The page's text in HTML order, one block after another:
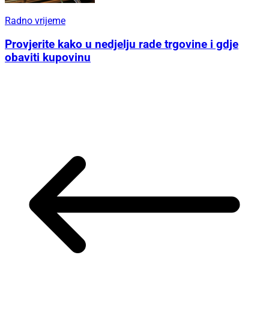
Radno vrijeme
Provjerite kako u nedjelju rade trgovine i gdje
obaviti kupovinu